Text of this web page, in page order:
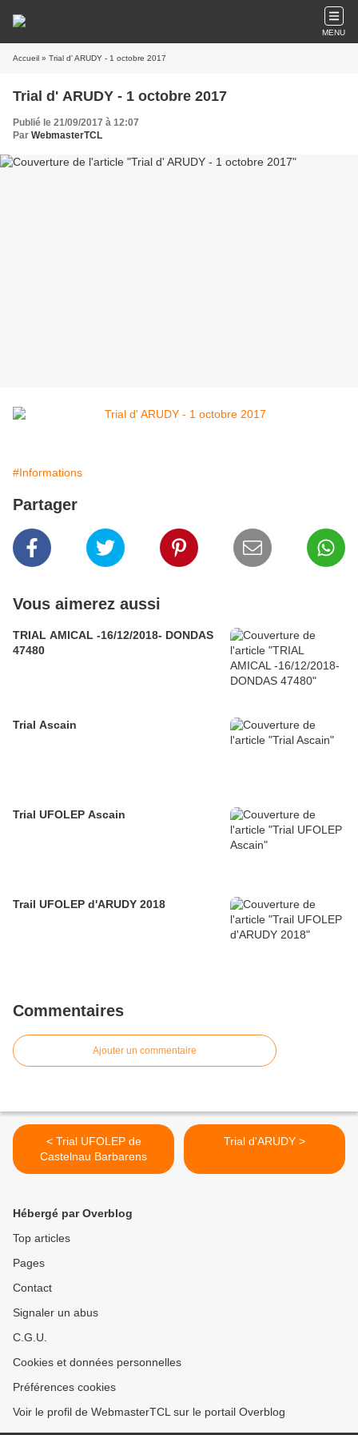
MENU
Accueil » Trial d' ARUDY - 1 octobre 2017
Trial d' ARUDY - 1 octobre 2017
Publié le 21/09/2017 à 12:07
Par WebmasterTCL
#Informations
Partager
Vous aimerez aussi
TRIAL AMICAL -16/12/2018- DONDAS
47480
Trial Ascain
Trial UFOLEP Ascain
Trail UFOLEP d'ARUDY 2018
Commentaires
Ajouter un commentaire
< Trial UFOLEP de
Castelnau Barbarens
Trial d'ARUDY >
Hébergé par Overblog
Top articles
Pages
Contact
Signaler un abus
C.G.U.
Cookies et données personnelles
Préférences cookies
Voir le profil de WebmasterTCL sur le portail Overblog